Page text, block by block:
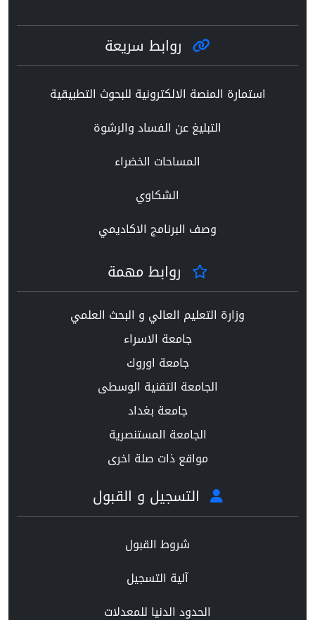
روابط سريعة
استمارة المنصة الالكترونية للبحوث التطبيقية
التبليغ عن الفساد والرشوة
المساحات الخضراء
الشكاوي
وصف البرنامج الاكاديمي
روابط مهمة
وزارة التعليم العالي و البحث العلمي
جامعة الاسراء
جامعة اوروك
الجامعة التقنية الوسطى
جامعة بغداد
الجامعة المستنصرية
مواقع ذات صلة اخرى
التسجيل و القبول
شروط القبول
آلية التسجيل
الحدود الدنيا للمعدلات